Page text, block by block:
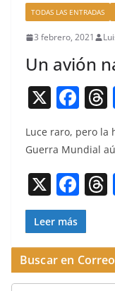
TODAS LAS ENTRADAS
3 febrero, 2021
Un avión
X F
c
e
b
o
o
k
Luce raro, pero la
Guer­ra Mundi­al
X F
a
c
e
b
Leer más
Buscar en